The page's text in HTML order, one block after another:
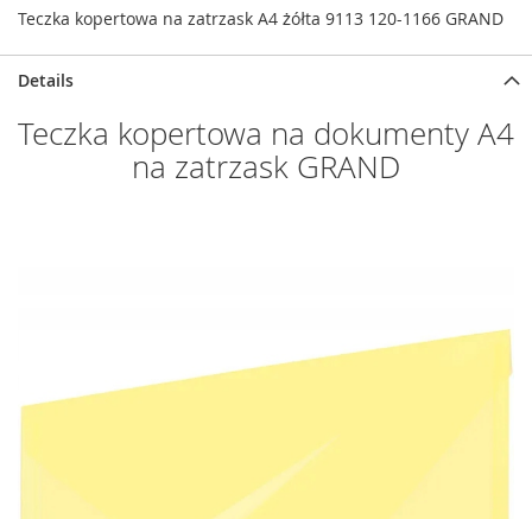
Teczka kopertowa na zatrzask A4 żółta 9113 120-1166 GRAND
Details
Teczka kopertowa na dokumenty A4
na zatrzask GRAND